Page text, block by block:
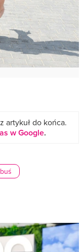
artykuł do końca.
w Google.